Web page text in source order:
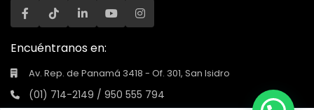
Encuéntranos en:
Av. Rep. de Panamá 3418 - Of. 301, San Isidro
(01) 714-2149 / 950 555 794